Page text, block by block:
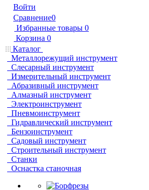
Войти
Сравнение0
Избранные товары 0
Корзина 0
Каталог
Металлорежущий инструмент
Слесарный инструмент
Измерительный инструмент
Абразивный инструмент
Алмазный инструмент
Электроинструмент
Пневмоинструмент
Гидравлический инструмент
Бензоинструмент
Садовый инструмент
Строительный инструмент
Станки
Оснастка станочная